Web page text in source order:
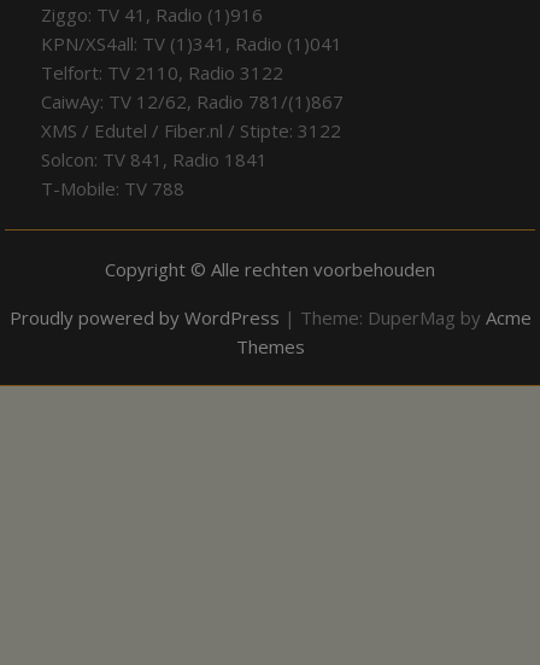
Ziggo: TV 41, Radio (1)916
KPN/XS4all: TV (1)341, Radio (1)041
Telfort: TV 2110, Radio 3122
CaiwAy: TV 12/62, Radio 781/(1)867
XMS / Edutel / Fiber.nl / Stipte: 3122
Solcon: TV 841, Radio 1841
T-Mobile: TV 788
Copyright © Alle rechten voorbehouden
Proudly powered by WordPress | Theme: DuperMag by Acme
Themes